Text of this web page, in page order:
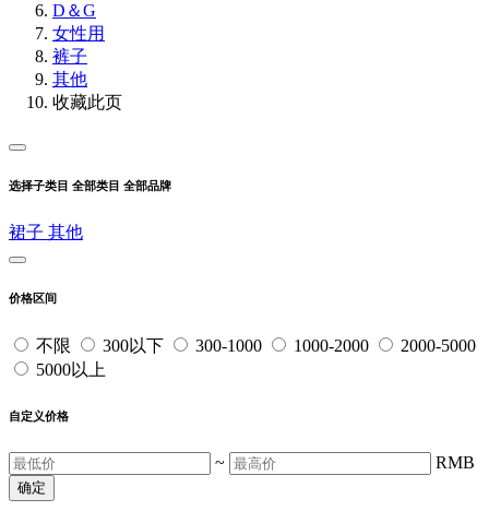
D＆G
女性用
裤子
其他
收藏此页
选择子类目 全部类目 全部品牌
裙子 其他
价格区间
不限 300以下 300-1000 1000-2000
2000-5000
5000以上
自定义价格
~ RMB
确定